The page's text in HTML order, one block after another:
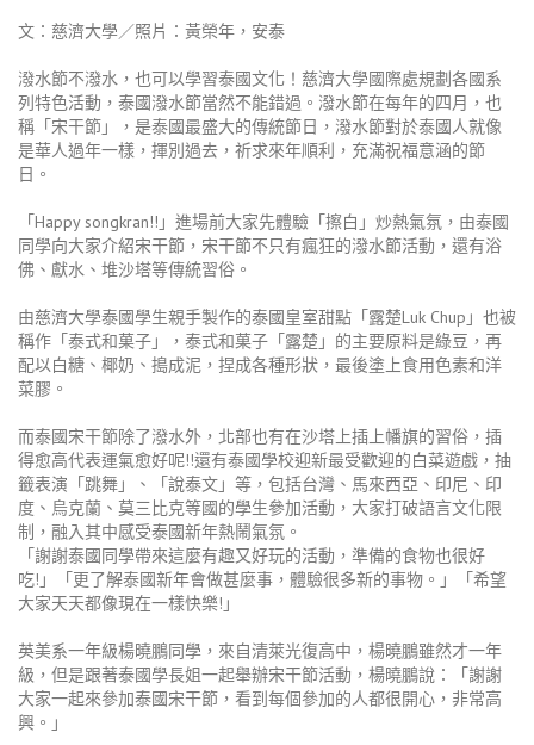
文：慈濟大學／照片：黃榮年，安泰
潑水節不潑水，也可以學習泰國文化！慈濟大學國際處規劃各國系
列特色活動，泰國潑水節當然不能錯過。潑水節在每年的四月，也
稱「宋干節」，是泰國最盛大的傳統節日，潑水節對於泰國人就像
是華人過年一樣，揮別過去，祈求來年順利，充滿祝福意涵的節
日。
「Happy songkran!!」進場前大家先體驗「擦白」炒熱氣氛，由泰國
同學向大家介紹宋干節，宋干節不只有瘋狂的潑水節活動，還有浴
佛、獻水、堆沙塔等傳統習俗。
由慈濟大學泰國學生親手製作的泰國皇室甜點「露楚Luk Chup」也被
稱作「泰式和菓子」，泰式和菓子「露楚」的主要原料是綠豆，再
配以白糖、椰奶、搗成泥，捏成各種形狀，最後塗上食用色素和洋
菜膠。
而泰國宋干節除了潑水外，北部也有在沙塔上插上幡旗的習俗，插
得愈高代表運氣愈好呢!!還有泰國學校迎新最受歡迎的白菜遊戲，抽
籤表演「跳舞」、「說泰文」等，包括台灣、馬來西亞、印尼、印
度、烏克蘭、莫三比克等國的學生參加活動，大家打破語言文化限
制，融入其中感受泰國新年熱鬧氣氛。
「謝謝泰國同學帶來這麼有趣又好玩的活動，準備的食物也很好
吃!」「更了解泰國新年會做甚麼事，體驗很多新的事物。」「希望
大家天天都像現在一樣快樂!」
英美系一年級楊曉鵬同學，來自清萊光復高中，楊曉鵬雖然才一年
級，但是跟著泰國學長姐一起舉辦宋干節活動，楊曉鵬說：「謝謝
大家一起來參加泰國宋干節，看到每個參加的人都很開心，非常高
興。」